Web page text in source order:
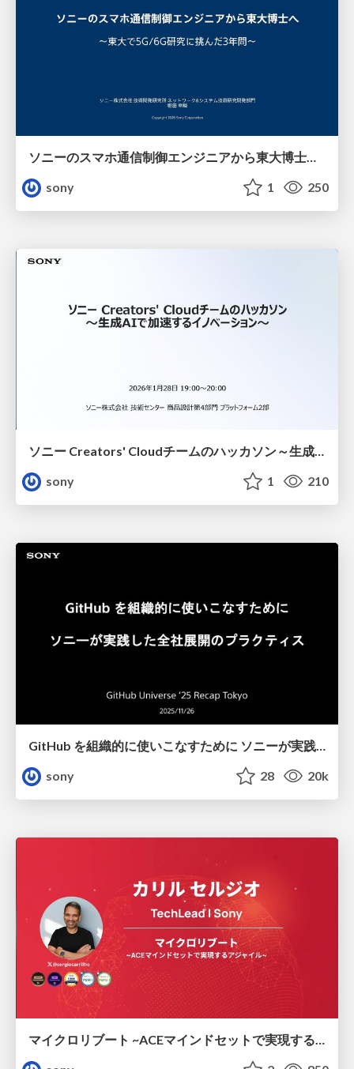
ソニーのスマホ通信制御エンジニアから東大博士へ～東大で 5G/6G研究に挑んだ 3年間～
sony
1 250
ソニー Creators' Cloudチームのハッカソン ～生成AIで加速するイノベーション～
sony
1 210
GitHub を組織的に使いこなすために ソニーが実践した全社展開のプラクティス
sony
28 20k
マイクロリブート ~ACEマインドセットで実現するアジャイル~